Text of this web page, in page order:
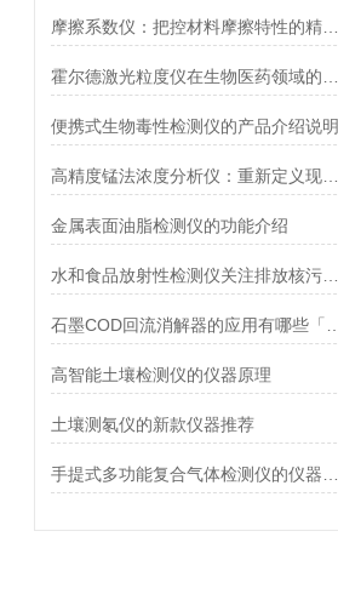
便携式生物毒性检测仪的产品介绍说明
金属表面油脂检测仪的功能介绍
高智能土壤检测仪的仪器原理
土壤测氡仪的新款仪器推荐